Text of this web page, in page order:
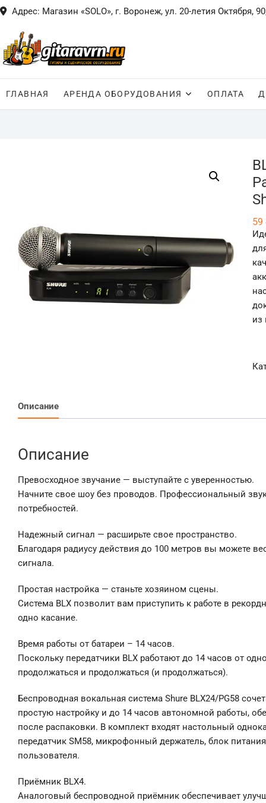
Skip
content
Адрес: Магазин «SOLO», г. Воронеж, ул. 20-летия Октября,
ГЛАВНАЯ АРЕНДА ОБОРУДОВАНИЯ ОПЛАТА
59
из
Описание
Описание
Превосходное звучание — выступайте с уверенностью.
Начните свое шоу без проводов. Профессиональный
потребностей.
Надежный сигнал — расширьте свое пространство.
Благодаря радиусу действия до 100 метров вы можете
сигнала.
Простая настройка — станьте хозяином сцены.
Система ВLХ позволит вам приступить к работе в
одно касание.
Время работы от батареи – 14 часов.
Поскольку передатчики ВLХ работают до 14 часов от
продолжаться и продолжаться (и продолжаться).
Беспроводная вокальная система Shurе ВLХ24/РG58
простую настройку и до 14 часов автономной работы,
после распаковки. В комплект входят настольный
передатчик SМ58, микрофонный держатель, блок
пользователя.
Приёмник ВLХ4.
Аналоговый беспроводной приёмник обеспечивает